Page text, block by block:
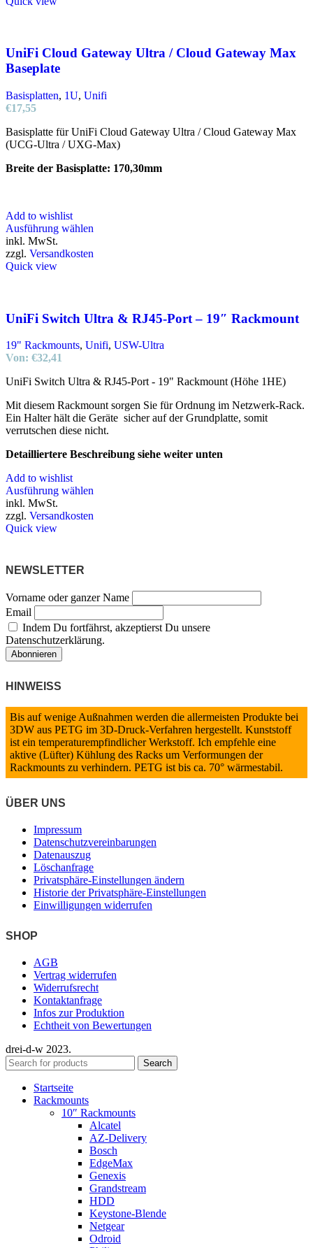
UniFi Cloud Gateway Ultra / Cloud Gateway Max
Baseplate
Basisplatten, 1U, Unifi
€17,55
Basisplatte für UniFi Cloud Gateway Ultra / Cloud Gateway Max
(UCG-Ultra / UXG-Max)
Breite der Basisplatte: 170,30mm
Add to wishlist
Ausführung wählen
Optionen
auf
gewählt
inkl. MwSt.
zzgl. Versandkosten
Quick view
UniFi Switch Ultra & RJ45-Port – 19″ Rackmount
19" Rackmounts, Unifi, USW-Ultra
Von: €32,41
UniFi Switch Ultra & RJ45-Port - 19" Rackmount (Höhe 1HE)
Mit diesem Rackmount sorgen Sie für Ordnung im Netzwerk-Rack.
Ein Halter hält die Geräte sicher auf der Grundplatte, somit
verrutschen diese nicht.
Detailliertere Beschreibung siehe weiter unten
Add to wishlist
Ausführung wählen
inkl. MwSt.
zzgl. Versandkosten
Quick view
NEWSLETTER
Vorname oder ganzer Name
Email
Indem Du fortfährst, akzeptierst Du unsere
Datenschutzerklärung.
HINWEISS
Bis auf wenige Außnahmen werden die allermeisten Produkte bei
3DW aus PETG im 3D-Druck-Verfahren hergestellt. Kunststoff
ist ein temperaturempfindlicher Werkstoff. Ich empfehle eine
aktive (Lüfter) Kühlung des Racks um Verformungen der
Rackmounts zu verhindern. PETG ist bis ca. 70° wärmestabil.
ÜBER UNS
Impressum
Datenschutzvereinbarungen
Datenauszug
Löschanfrage
Privatsphäre-Einstellungen ändern
Historie der Privatsphäre-Einstellungen
Einwilligungen widerrufen
SHOP
AGB
Vertrag widerrufen
Widerrufsrecht
Kontaktanfrage
Infos zur Produktion
Echtheit von Bewertungen
drei-d-w 2023.
Search
Startseite
Rackmounts
10″ Rackmounts
Alcatel
AZ-Delivery
Bosch
EdgeMax
Genexis
Grandstream
HDD
Keystone-Blende
Netgear
Odroid